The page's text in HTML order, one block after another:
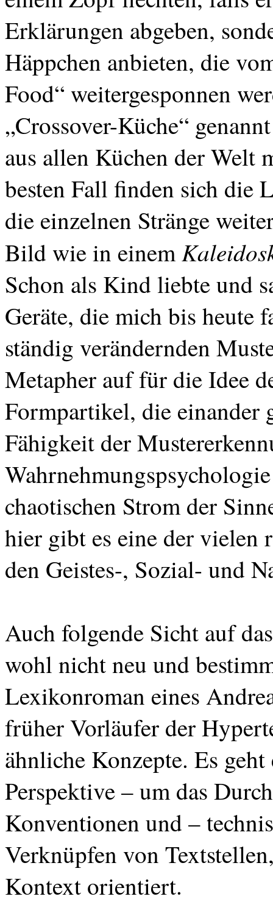
Erklärungen abgeben,
Häppchen anbieten, die
Food“ weitergesponnen
„Crossover-Küche“
aus allen Küchen der Welt
besten Fall finden sich die
die einzelnen Stränge
Bild wie in einem
Schon als Kind liebte und
Geräte, die mich bis heute
ständig verändernden
Metapher auf für die Idee
Formpartikel, die einander
Fähigkeit der
chaotischen Strom der
hier gibt es eine der vielen
den Geistes-, Sozial- und
Auch folgende Sicht auf
wohl nicht neu und
Lexikonroman eines
früher Vorläufer der
ähnliche Konzepte. Es
Perspektive – um das
Konventionen und –
Verknüpfen von
Kontext orientiert.